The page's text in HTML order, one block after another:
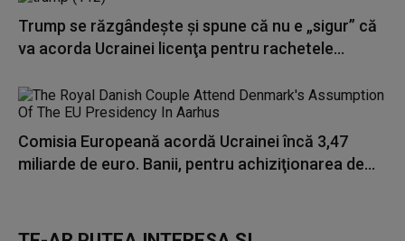
Trump se răzgândește și spune că nu e „sigur” că
va acorda Ucrainei licenţa pentru rachetele...
Comisia Europeană acordă Ucrainei încă 3,47
miliarde de euro. Banii, pentru achiziţionarea de...